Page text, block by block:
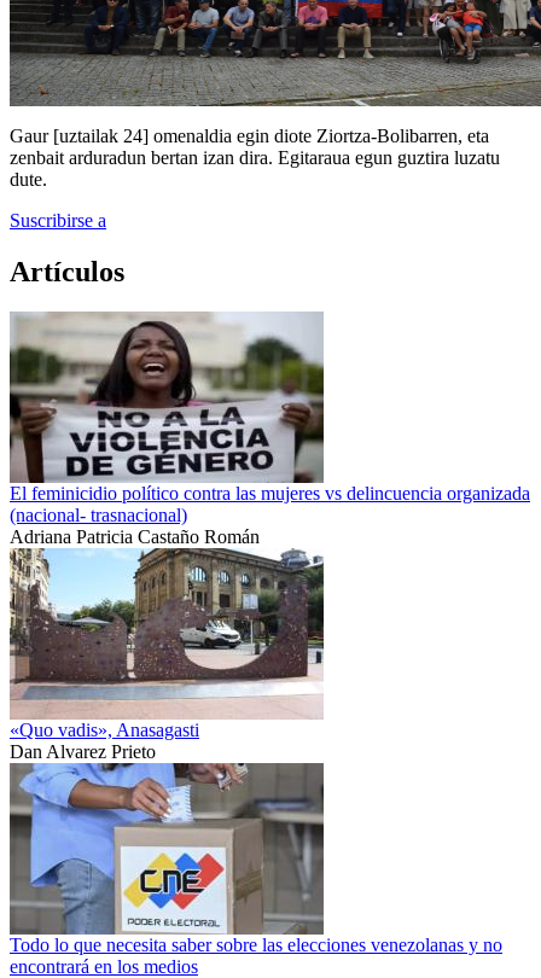
Gaur [uztailak 24] omenaldia egin diote Ziortza-Bolibarren, eta
zenbait arduradun bertan izan dira. Egitaraua egun guztira luzatu
dute.
Suscribirse a
Artículos
El feminicidio político contra las mujeres vs delincuencia organizada
(nacional- trasnacional)
Adriana Patricia Castaño Román
«Quo vadis», Anasagasti
Dan Alvarez Prieto
Todo lo que necesita saber sobre las elecciones venezolanas y no
encontrará en los medios